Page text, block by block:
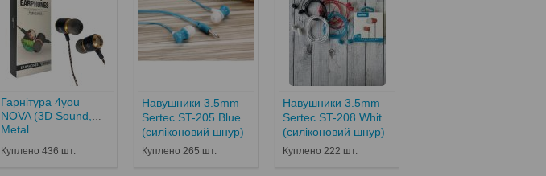
Гарнітура 4you
NOVA (3D Sound,
Metal...
Куплено 436 шт.
Навушники 3.5mm
Sertec ST-205 Blue
(силіконовий шнур)
Куплено 265 шт.
Навушники 3.5mm
Sertec ST-208 White
(силіконовий шнур)
Куплено 222 шт.